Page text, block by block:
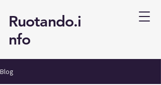
Ruotando.i
nfo
Blog